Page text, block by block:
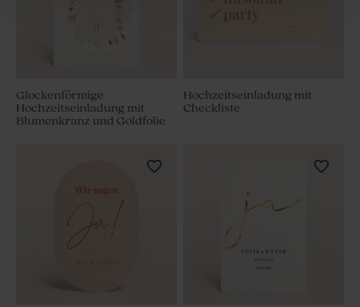
Glockenförmige
Hochzeitseinladung mit
Blumenkranz und Goldfolie
Hochzeitseinladung mit
Checkliste